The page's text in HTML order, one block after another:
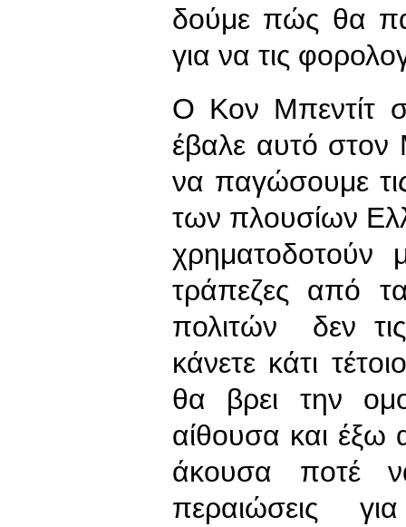
δούμε πώς θα
για να τις
Ο Κον Μπεντίτ
έβαλε αυτό στον
να παγώσουμε
των πλουσίων
χρηματοδοτούν
τράπεζες από
πολιτών δεν
κάνετε κάτι
θα βρει την
αίθουσα και έξω
άκουσα ποτέ
περαιώσεις